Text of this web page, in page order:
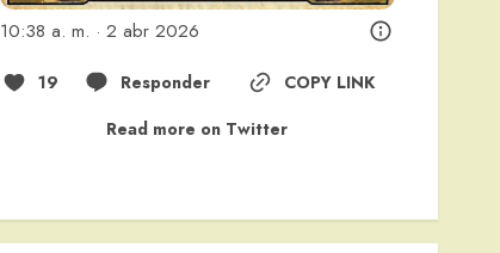
10:38 a. m. · 2 abr 2026
19 Responder
COPY LINK
Read more on Twitter